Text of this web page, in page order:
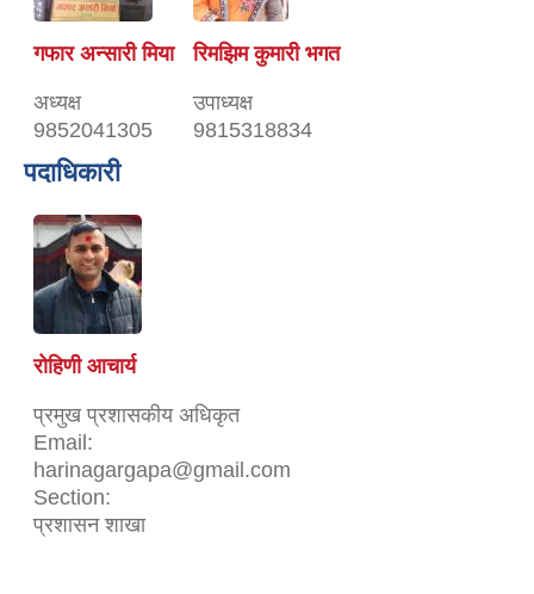
गफार अन्सारी मिया
अध्यक्ष
9852041305
रिमझिम कुमारी भगत
उपाध्यक्ष
9815318834
पदाधिकारी
रोहिणी आचार्य
प्रमुख प्रशासकीय अधिकृत
Email:
harinagargapa@gmail.com
Section:
प्रशासन शाखा